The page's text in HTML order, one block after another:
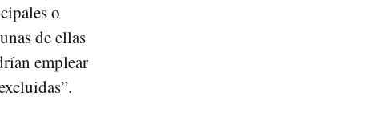
o
de ellas
emplear